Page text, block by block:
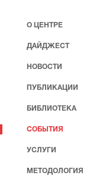
О ЦЕНТРЕ
ДАЙДЖЕСТ
НОВОСТИ
ПУБЛИКАЦИИ
БИБЛИОТЕКА
СОБЫТИЯ
УСЛУГИ
МЕТОДОЛОГИЯ